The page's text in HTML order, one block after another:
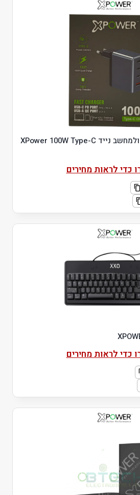
מטען אוניברסלי לבית ולמחשב נייד XPower 100W Type-C
כדי לראות מחירים
כדי לראות מחירים